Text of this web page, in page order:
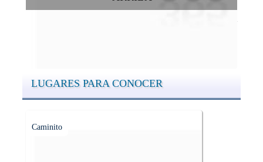
LUGARES PARA CONOCER
Caminito